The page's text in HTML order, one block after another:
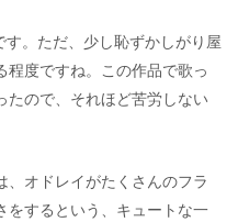
。ただ、少し恥ずかしがり屋
程度ですね。この作品で歌っ
たので、それほど苦労しない
、オドレイがたくさんのフラ
をするという、キュートな一